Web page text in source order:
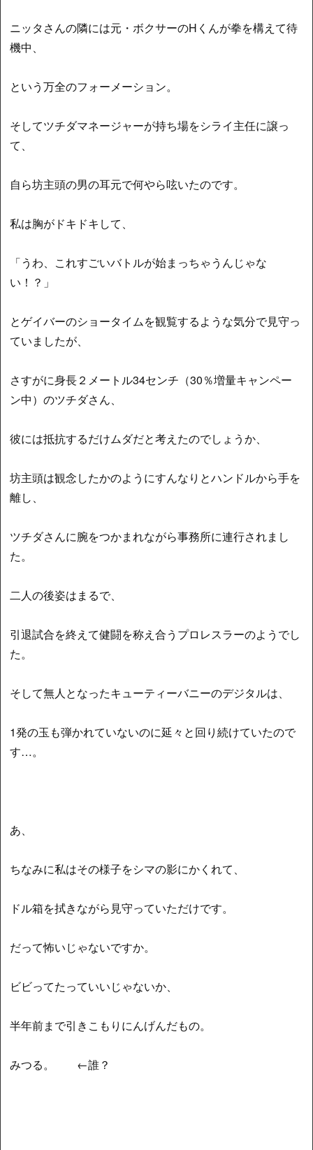
ニッタさんの隣には元・ボクサーのHくんが拳を構えて待
機中、
という万全のフォーメーション。
そしてツチダマネージャーが持ち場をシライ主任に譲っ
て、
自ら坊主頭の男の耳元で何やら呟いたのです。
私は胸がドキドキして、
「うわ、これすごいバトルが始まっちゃうんじゃな
い！？」
とゲイバーのショータイムを観覧するような気分で見守っ
ていましたが、
さすがに身長２メートル34センチ（30％増量キャンペー
ン中）のツチダさん、
彼には抵抗するだけムダだと考えたのでしょうか、
坊主頭は観念したかのようにすんなりとハンドルから手を
離し、
ツチダさんに腕をつかまれながら事務所に連行されまし
た。
二人の後姿はまるで、
引退試合を終えて健闘を称え合うプロレスラーのようでし
た。
そして無人となったキューティーバニーのデジタルは、
1発の玉も弾かれていないのに延々と回り続けていたので
す…。
あ、
ちなみに私はその様子をシマの影にかくれて、
ドル箱を拭きながら見守っていただけです。
だって怖いじゃないですか。
ビビってたっていいじゃないか、
半年前まで引きこもりにんげんだもの。
みつる。 ←誰？